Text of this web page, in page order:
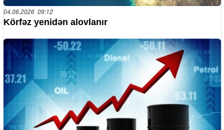
04.06.2026 09:12
Körfəz yenidən alovlanır